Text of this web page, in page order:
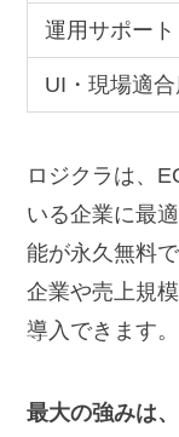
運用サポート
UI・現場適合
ロジクラは、
いる企業に最
能が永久無料
企業や売上規
導入できます。
最大の強みは